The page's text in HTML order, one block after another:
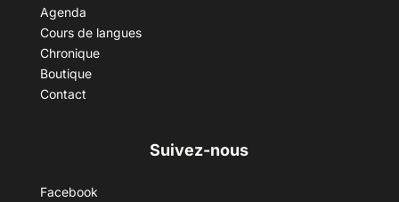
Agenda
Cours de langues
Chronique
Boutique
Contact
Suivez-nous
Facebook